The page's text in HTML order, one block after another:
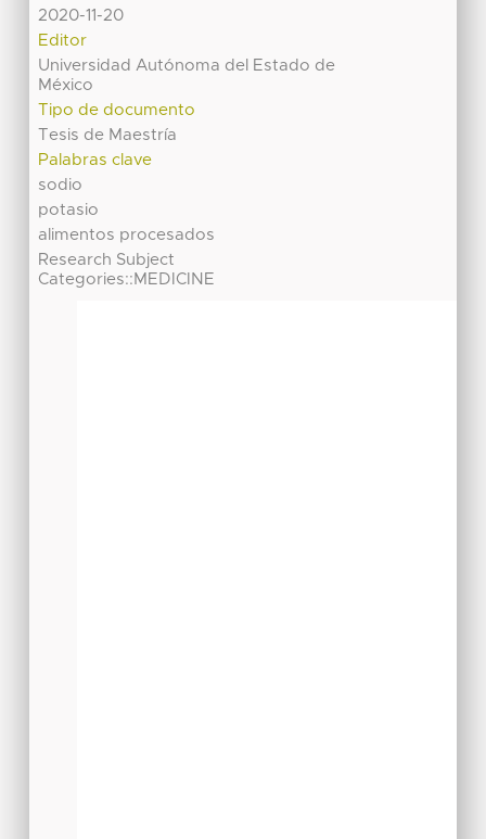
2020-11-20
Editor
Universidad Autónoma del Estado de
México
Tipo de documento
Tesis de Maestría
Palabras clave
sodio
potasio
alimentos procesados
Research Subject
Categories::MEDICINE